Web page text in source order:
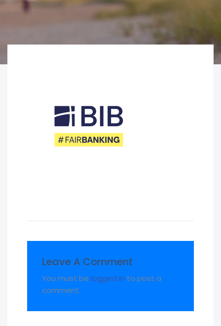
Leave A Comment
You must be logged in to post a
comment.